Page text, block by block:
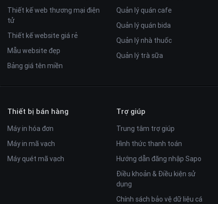
Thiết kế web thương mại điện
tử
Thiết kế website giá rẻ
Mẫu website đẹp
Bảng giá tên miền
Quản lý quán cafe
Quản lý quán bida
Quản lý nhà thuốc
Quản lý trà sữa
Thiết bị bán hàng
Máy in hóa đơn
Máy in mã vạch
Máy quét mã vạch
Trợ giúp
Trung tâm trợ giúp
Hình thức thanh toán
Hướng dẫn đăng nhập Sapo
Điều khoản & Điều kiện sử
dụng
Chính sách bảo vệ dữ liệu cá